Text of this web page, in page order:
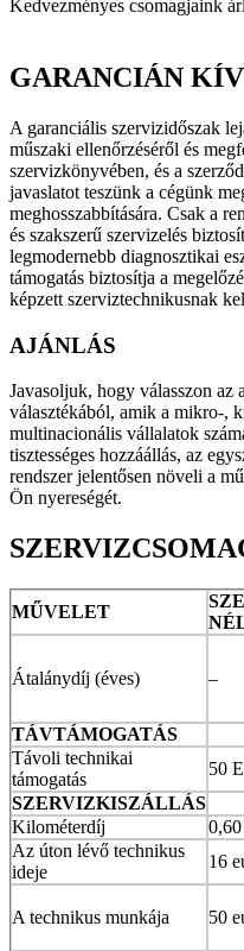
Kedvezményes csomagjaink
GARANCIÁN
A garanciális szervizidőszak
műszaki ellenőrzéséről és
szervizkönyvében, és a
javaslatot teszünk a cégünk
meghosszabbítására. Csak a
és szakszerű szervizelés
legmodernebb diagnosztikai
támogatás biztosítja a
képzett szerviztechnikusnak
AJÁNLÁS
Javasoljuk, hogy válasszon az
választékából, amik a mikro-,
multinacionális vállalatok
tisztességes hozzáállás, az
rendszer jelentősen növeli a
Ön nyereségét.
MŰVELET
Átalánydíj (éves) –
TÁVTÁMOGATÁS
Távoli technikai
támogatás
50
SZERVIZKISZÁLLÁS
Kilométerdíj
Az úton lévő technikus
ideje
16
A technikus munkája 50